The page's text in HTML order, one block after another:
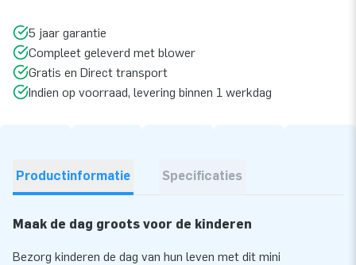
5 jaar garantie
Compleet geleverd met blower
Gratis en Direct transport
Indien op voorraad, levering binnen 1 werkdag
Productinformatie Specificaties
Maak de dag groots voor de kinderen
Bezorg kinderen de dag van hun leven met dit mini